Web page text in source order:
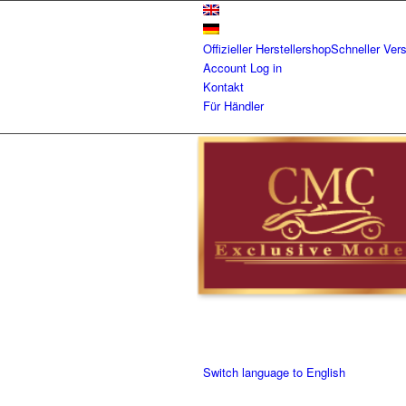
Offizieller HerstellershopSchneller
Account Log in
Kontakt
Für Händler
Switch language to English